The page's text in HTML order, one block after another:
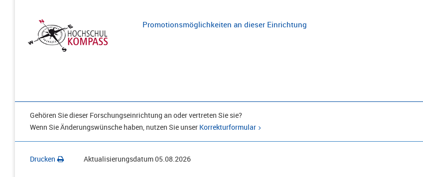
Promotionsmöglichkeiten an dieser Einrichtung
Gehören Sie dieser Forschungseinrichtung an oder vertreten Sie sie?
Wenn Sie Änderungswünsche haben, nutzen Sie unser Korrekturformular
Drucken Aktualisierungsdatum05.08.2026